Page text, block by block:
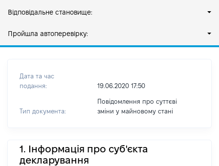
Відповідальне становище:
Пройшла автоперевірку:
Дата та час
подання:
19.06.2020 17:50
Тип документа:
Повідомлення про суттєві
зміни y майновому стані
1. Інформація про суб'єкта
декларування